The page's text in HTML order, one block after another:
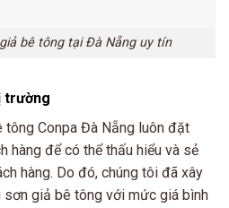
bê tông tại Đà Nẵng uy tín
trường
Conpa Đà Nẵng luôn đặt
hàng để có thể thấu hiểu và sẻ
hàng. Do đó, chúng tôi đã xây
giả bê tông với mức giá bình